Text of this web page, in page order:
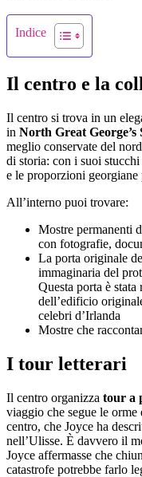
Indice
Il centro e la
Il centro si trova in un
in North Great George’s
meglio conservate del
di storia: con i suoi
e le proporzioni georgiane
All’interno puoi trovare:
Mostre permanenti
con fotografie,
La porta originale
immaginaria del
Questa porta è
dell’edificio
celebri d’Irlanda
Mostre che
I tour letterari
Il centro organizza tour a
viaggio che segue le
centro, che Joyce ha
nell’Ulisse. È davvero il
Joyce affermasse che
catastrofe potrebbe farlo